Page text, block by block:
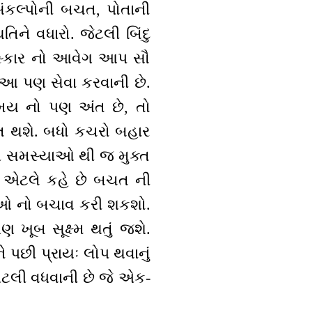
બચત, પોતાની
વધારો. જેટલી બિંદુ
નો આવેગ આપ સૌ
પણ સેવા કરવાની છે.
નો પણ અંત છે, તો
બધો કચરો બહાર
સમસ્યાઓ થી જ મુક્ત
એટલે કહે છે બચત ની
નો બચાવ કરી શકશો.
ખૂબ સૂક્ષ્મ થતું જશે.
પ્રાયઃ લોપ થવાનું
વધવાની છે જે એક-